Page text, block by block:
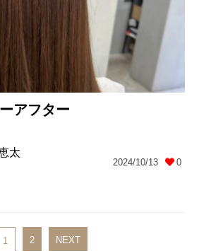
アフター
太
2024/10/13 0
1 2 NEXT